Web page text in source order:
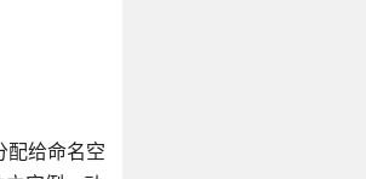
配给命名空